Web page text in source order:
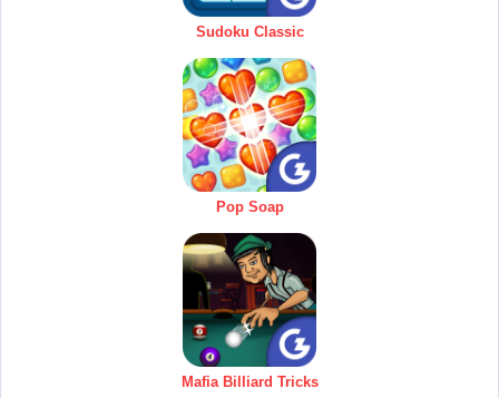
Sudoku Classic
Pop Soap
Mafia Billiard Tricks